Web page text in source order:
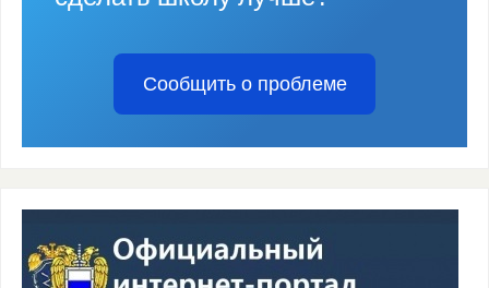
Сообщить о проблеме